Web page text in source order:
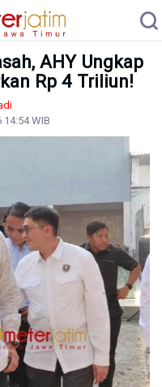
AHY Ungkap
Rp 4 Triliun!
WIB